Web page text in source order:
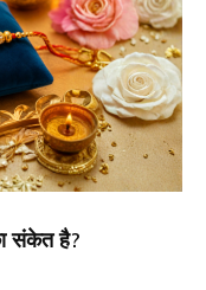
संकेत है?